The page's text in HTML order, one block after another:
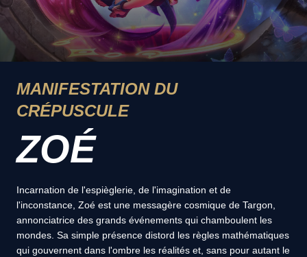
MANIFESTATION DU
CRÉPUSCULE
ZOÉ
Incarnation de l'espièglerie, de l'imagination et de
l'inconstance, Zoé est une messagère cosmique de Targon,
annonciatrice des grands événements qui chamboulent les
mondes. Sa simple présence distord les règles mathématiques
qui gouvernent dans l'ombre les réalités et, sans pour autant le